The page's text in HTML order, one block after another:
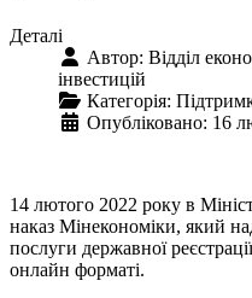
Деталі
Автор: Відділ
інвестицій
Категорія:
Опубліковано: 16
14 лютого 2022 року в
наказ Мінекономіки, який
послуги державної
онлайн форматі.